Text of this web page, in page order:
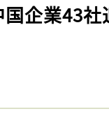
企業43社